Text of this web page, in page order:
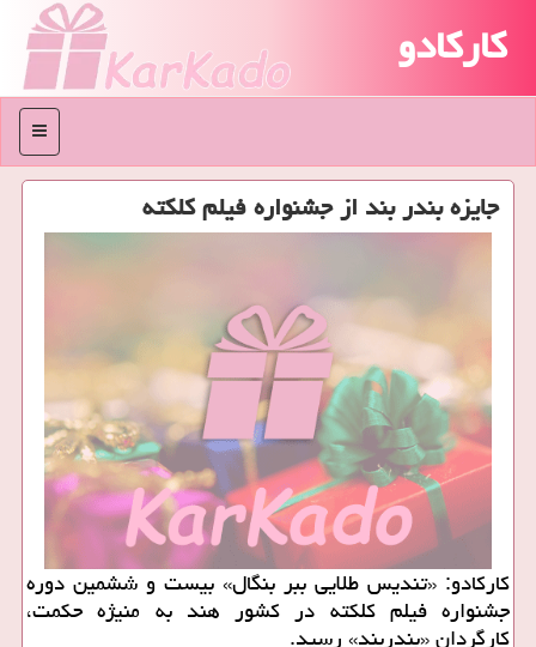
کارکادو
منو
‏ جایزه بندر بند از جشنواره فیلم كلكته
کارکادو: «تندیس طلایی ببر بنگال» بیست و ششمین دوره
جشنواره فیلم کلکته در کشور هند به منیژه حکمت،
کارگردان «بندربند» رسید.